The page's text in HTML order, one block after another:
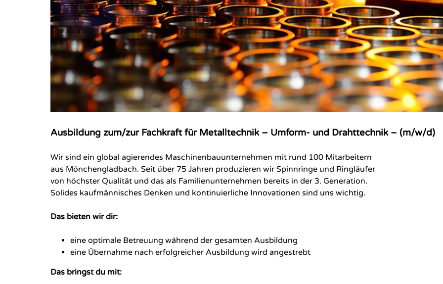
Ausbildung zum/zur Fachkraft für Metalltechnik – Umform- und Drahttechnik – (m/w/d)
Wir sind ein global agierendes Maschinenbauunternehmen mit rund 100 Mitarbeitern
aus Mönchengladbach. Seit über 75 Jahren produzieren wir Spinnringe und Ringläufer
von höchster Qualität und das als Familienunternehmen bereits in der 3. Generation.
Solides kaufmännisches Denken und kontinuierliche Innovationen sind uns wichtig.
Das bieten wir dir:
eine optimale Betreuung während der gesamten Ausbildung
eine Übernahme nach erfolgreicher Ausbildung wird angestrebt
Das bringst du mit: